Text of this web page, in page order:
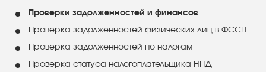
Проверки задолженностей и финансов
Проверка задолженностей физических лиц в ФССП
Проверка задолженностей по налогам
Проверка статуса налогоплательщика НПД